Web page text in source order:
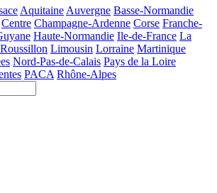
Aquitaine Auvergne Basse-Normandie
Centre Champagne-Ardenne Corse Franche-
Haute-Normandie Ile-de-France La
Limousin Lorraine Martinique
Nord-Pas-de-Calais Pays de la Loire
PACA Rhône-Alpes